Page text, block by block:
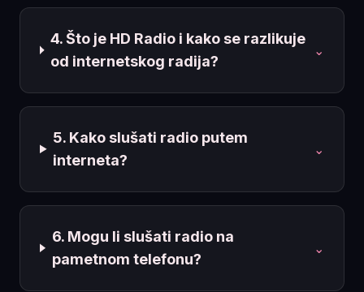
4. Što je HD Radio i kako se razlikuje
od internetskog radija?
⌄
5. Kako slušati radio putem
interneta?
⌄
6. Mogu li slušati radio na
pametnom telefonu?
⌄